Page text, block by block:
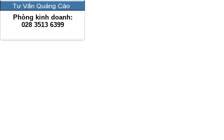
Phòng kinh doanh:
028 3513 6399